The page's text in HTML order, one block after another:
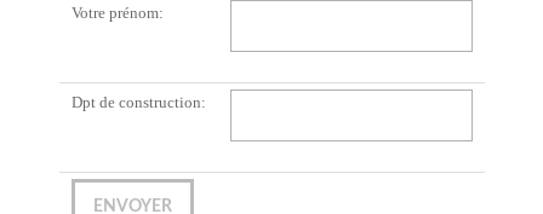
Votre prénom:
Dpt de construction: